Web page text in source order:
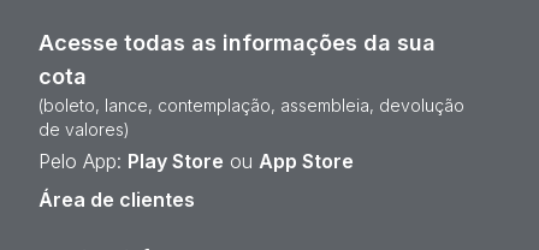
Acesse todas as informações da sua
cota
(boleto, lance, contemplação, assembleia, devolução
de valores)
Pelo App: Play Store ou App Store
Área de clientes